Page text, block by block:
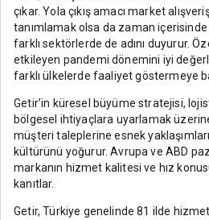
çıkar. Yola çıkış amacı market
tanımlamak olsa da zaman içerisinde
farklı sektörlerde de adını duyurur.
etkileyen pandemi dönemini iyi
farklı ülkelerde faaliyet göstermeye
Getir’in küresel büyüme stratejisi,
bölgesel ihtiyaçlara uyarlamak
müşteri taleplerine esnek
kültürünü yoğurur. Avrupa ve ABD
markanın hizmet kalitesi ve hız
kanıtlar.
Getir, Türkiye genelinde 81 ilde hizmet